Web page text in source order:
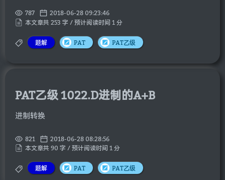
787
2018-06-28 09:23:46
本文章共 253 字 / 预计阅读时间 1 分
题解 PAT PAT乙级
PAT乙级 1022.D进制的A+B
进制转换
821
2018-06-28 08:28:56
本文章共 90 字 / 预计阅读时间 1 分
题解 PAT PAT乙级